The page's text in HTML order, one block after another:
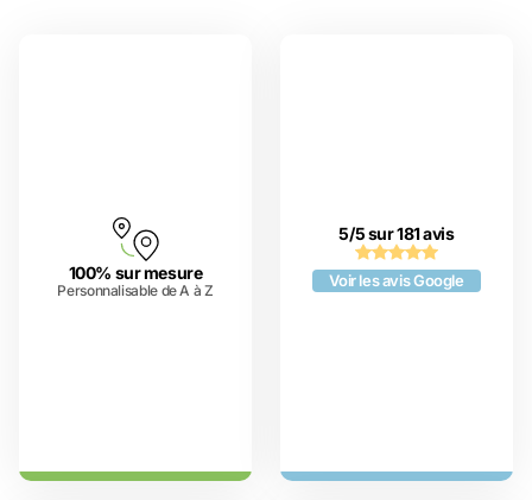
100% sur mesure
Personnalisable de A à Z
5/5 sur 181 avis
Voir les avis Google